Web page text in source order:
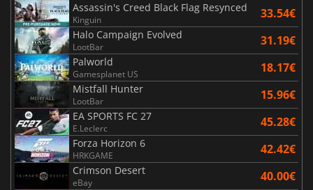
Assassin's Creed Black Flag Resynced
Kinguin 33.54€
Halo Campaign Evolved
LootBar 31.19€
Palworld
Gamesplanet US 18.17€
Mistfall Hunter
LootBar 15.96€
EA SPORTS FC 27
E.Leclerc 45.28€
Forza Horizon 6
HRKGAME 42.42€
Crimson Desert
eBay 40.00€